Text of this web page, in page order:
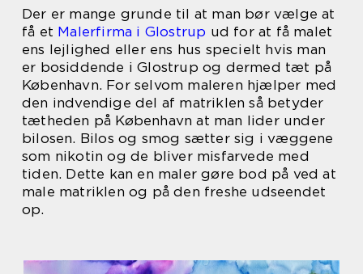
Der er mange grunde til at man bør vælge at
få et Malerfirma i Glostrup ud for at få malet
ens lejlighed eller ens hus specielt hvis man
er bosiddende i Glostrup og dermed tæt på
København. For selvom maleren hjælper med
den indvendige del af matriklen så betyder
tætheden på København at man lider under
bilosen. Bilos og smog sætter sig i væggene
som nikotin og de bliver misfarvede med
tiden. Dette kan en maler gøre bod på ved at
male matriklen og på den freshe udseendet
op.